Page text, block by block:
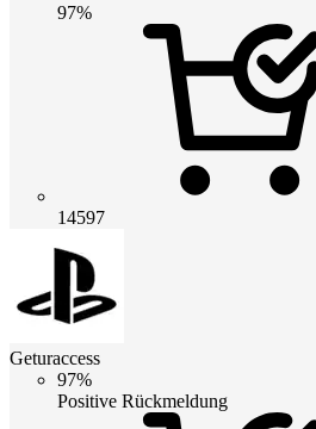
97%
14597
Geturaccess
97%
Positive Rückmeldung